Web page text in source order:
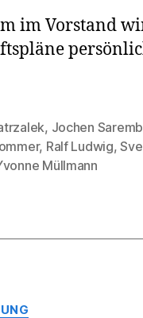
im Vorstand
, Jochen
, Ralf Ludwig,
Müllmann